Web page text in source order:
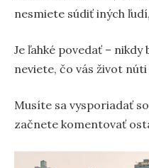
nesmiete súdiť iných
Je ľahké povedať –
neviete, čo vás život
Musíte sa vysporiadať
začnete komentovať